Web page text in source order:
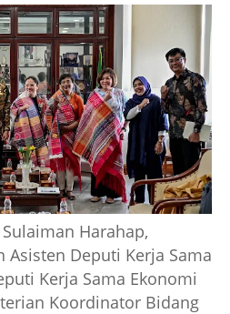
Harahap,
Deputi Kerja Sama
Kerja Sama Ekonomi
Koordinator Bidang